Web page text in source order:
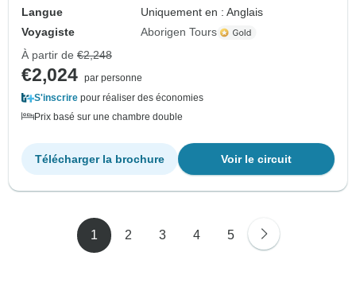
Langue
Uniquement en : Anglais
Voyagiste
Aborigen Tours
À partir de €2,248
€2,024 par personne
S'inscrire pour réaliser des économies
Prix basé sur une chambre double
Voir le circuit
Télécharger la brochure
1 2 3 4 5